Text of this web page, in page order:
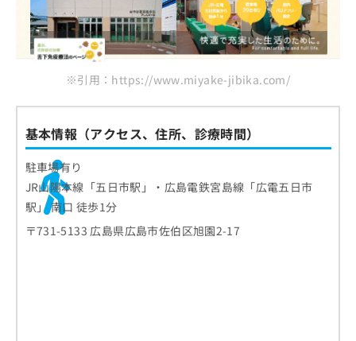
※引用：https://www.miyake-jibika.com/
基本情報（アクセス、住所、診療時間）
駐車場有り
JR山陽本線「五日市駅」・広島電鉄宮島線「広電五日市
駅」 南口 徒歩1分
〒731-5133 広島県広島市佐伯区旭園2-17